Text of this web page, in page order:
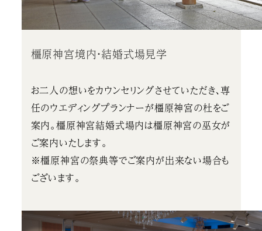
橿原神宮境内・結婚式場見学
お二人の想いをカウンセリングさせていただき、専
任のウエディングプランナーが橿原神宮の杜をご
案内。橿原神宮結婚式場内は橿原神宮の巫女が
ご案内いたします。
※橿原神宮の祭典等でご案内が出来ない場合も
ございます。